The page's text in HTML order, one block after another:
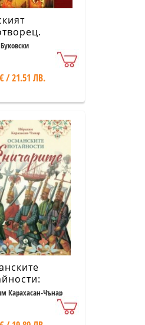
на Св. Йоан
/ 21.51 ЛВ.
Карахасан-Чънар